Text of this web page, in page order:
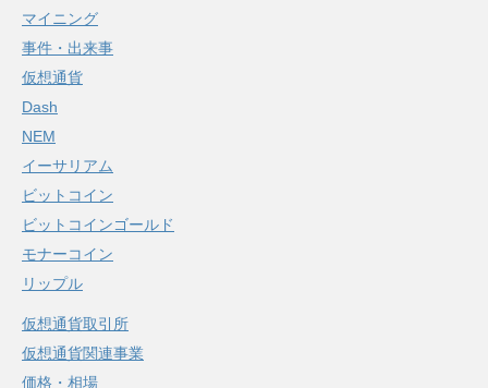
マイニング
事件・出来事
仮想通貨
Dash
NEM
イーサリアム
ビットコイン
ビットコインゴールド
モナーコイン
リップル
仮想通貨取引所
仮想通貨関連事業
価格・相場